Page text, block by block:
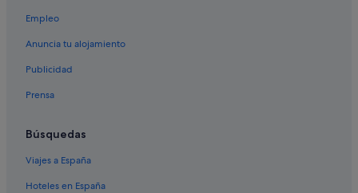
Empleo
Anuncia tu alojamiento
Publicidad
Prensa
Búsquedas
Viajes a España
Hoteles en España